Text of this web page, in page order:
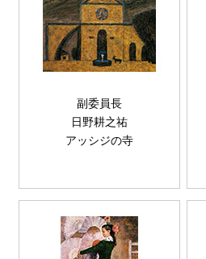
副委員長
日野耕之祐
アッシジの寺